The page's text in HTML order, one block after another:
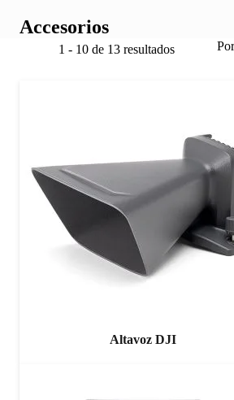
Accesorios
1 - 10 de 13 resultados
Altavoz DJI